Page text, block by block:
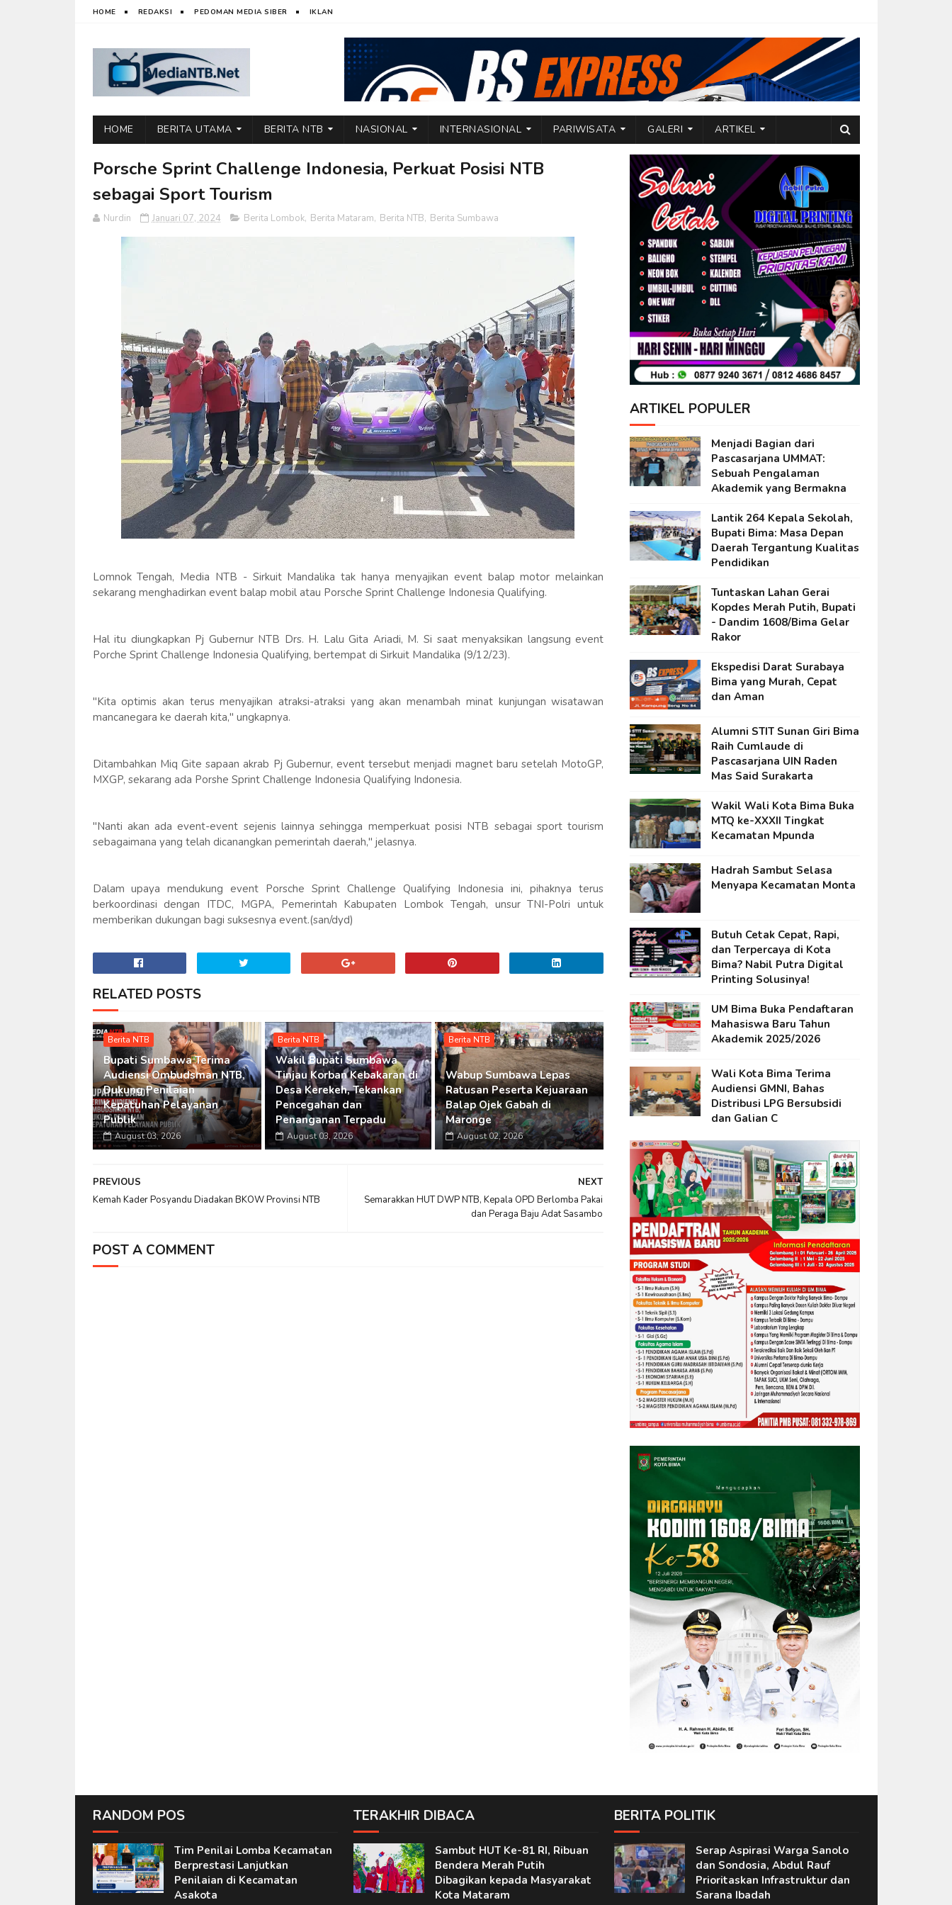
HOME REDAKSI PEDOMAN MEDIA SIBER IKLAN
HOME BERITA UTAMA BERITA NTB NASIONAL INTERNASIONAL PARIWISATA GALERI ARTIKEL
Porsche Sprint Challenge Indonesia, Perkuat Posisi NTB
sebagai Sport Tourism
Nurdin Januari 07, 2024 Berita Lombok, Berita Mataram, Berita NTB, Berita Sumbawa
Lomnok Tengah, Media NTB - Sirkuit Mandalika tak hanya menyajikan event balap motor melainkan
sekarang menghadirkan event balap mobil atau Porsche Sprint Challenge Indonesia Qualifying.
Hal itu diungkapkan Pj Gubernur NTB Drs. H. Lalu Gita Ariadi, M. Si saat menyaksikan langsung event
Porche Sprint Challenge Indonesia Qualifying, bertempat di Sirkuit Mandalika (9/12/23).
"Kita optimis akan terus menyajikan atraksi-atraksi yang akan menambah minat kunjungan wisatawan
mancanegara ke daerah kita," ungkapnya.
Ditambahkan Miq Gite sapaan akrab Pj Gubernur, event tersebut menjadi magnet baru setelah MotoGP,
MXGP, sekarang ada Porshe Sprint Challenge Indonesia Qualifying Indonesia.
"Nanti akan ada event-event sejenis lainnya sehingga memperkuat posisi NTB sebagai sport tourism
sebagaimana yang telah dicanangkan pemerintah daerah," jelasnya.
Dalam upaya mendukung event Porsche Sprint Challenge Qualifying Indonesia ini, pihaknya terus
berkoordinasi dengan ITDC, MGPA, Pemerintah Kabupaten Lombok Tengah, unsur TNI-Polri untuk
memberikan dukungan bagi suksesnya event.(san/dyd)
RELATED POSTS
Berita NTB
Bupati Sumbawa Terima
Audiensi Ombudsman NTB,
Dukung Penilaian
Kepatuhan Pelayanan
Publik
August 03, 2026
Berita NTB
Wakil Bupati Sumbawa
Tinjau Korban Kebakaran di
Desa Kerekeh, Tekankan
Pencegahan dan
Penanganan Terpadu
August 03, 2026
Berita NTB
Wabup Sumbawa Lepas
Ratusan Peserta Kejuaraan
Balap Ojek Gabah di
Maronge
August 02, 2026
NEXT
Semarakkan HUT DWP NTB, Kepala OPD Berlomba Pakai
dan Peraga Baju Adat Sasambo
PREVIOUS
Kemah Kader Posyandu Diadakan BKOW Provinsi NTB
POST A COMMENT
ARTIKEL POPULER
Menjadi Bagian dari
Pascasarjana UMMAT:
Sebuah Pengalaman
Akademik yang Bermakna
Lantik 264 Kepala Sekolah,
Bupati Bima: Masa Depan
Daerah Tergantung Kualitas
Pendidikan
Tuntaskan Lahan Gerai
Kopdes Merah Putih, Bupati
- Dandim 1608/Bima Gelar
Rakor
Ekspedisi Darat Surabaya
Bima yang Murah, Cepat
dan Aman
Alumni STIT Sunan Giri Bima
Raih Cumlaude di
Pascasarjana UIN Raden
Mas Said Surakarta
Wakil Wali Kota Bima Buka
MTQ ke-XXXII Tingkat
Kecamatan Mpunda
Hadrah Sambut Selasa
Menyapa Kecamatan Monta
Butuh Cetak Cepat, Rapi,
dan Terpercaya di Kota
Bima? Nabil Putra Digital
Printing Solusinya!
UM Bima Buka Pendaftaran
Mahasiswa Baru Tahun
Akademik 2025/2026
Wali Kota Bima Terima
Audiensi GMNI, Bahas
Distribusi LPG Bersubsidi
dan Galian C
RANDOM POS
Tim Penilai Lomba Kecamatan
Berprestasi Lanjutkan
Penilaian di Kecamatan
Asakota
TERAKHIR DIBACA
Sambut HUT Ke-81 RI, Ribuan
Bendera Merah Putih
Dibagikan kepada Masyarakat
Kota Mataram
BERITA POLITIK
Serap Aspirasi Warga Sanolo
dan Sondosia, Abdul Rauf
Prioritaskan Infrastruktur dan
Sarana Ibadah